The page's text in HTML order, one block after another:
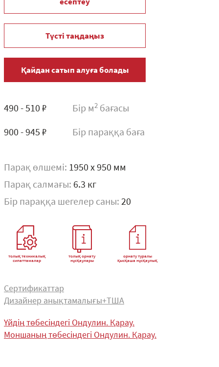
есептеу
Түсті таңдаңыз
Қайдан сатып алуға болады
490 - 510 ₽ Бір м2 бағасы
900 - 945 ₽ Бір параққа баға
Парақ өлшемі: 1950 x 950 мм
Парақ салмағы: 6.3 кг
Бір параққа шегелер саны: 20
толық техникалық
сипаттамалар
толық орнату
нұсқаулары
орнату туралы
қысқаша нұсқаулық
Сертификаттар
Дизайнер анықтамалығы+ТША
Үйдің төбесіндегі Ондулин. Қарау.
Моншаның төбесіндегі Ондулин. Қарау.